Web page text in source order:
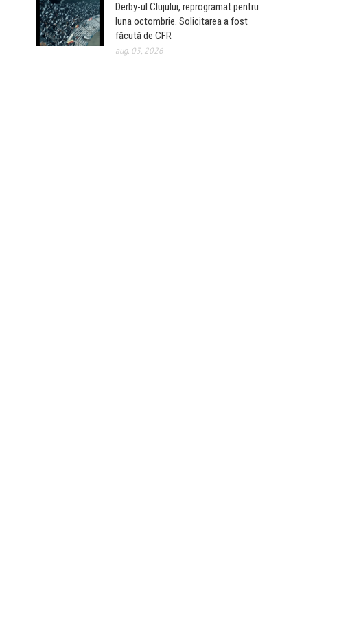
Derby-ul Clujului, reprogramat pentru
luna octombrie. Solicitarea a fost
făcută de CFR
aug. 03, 2026